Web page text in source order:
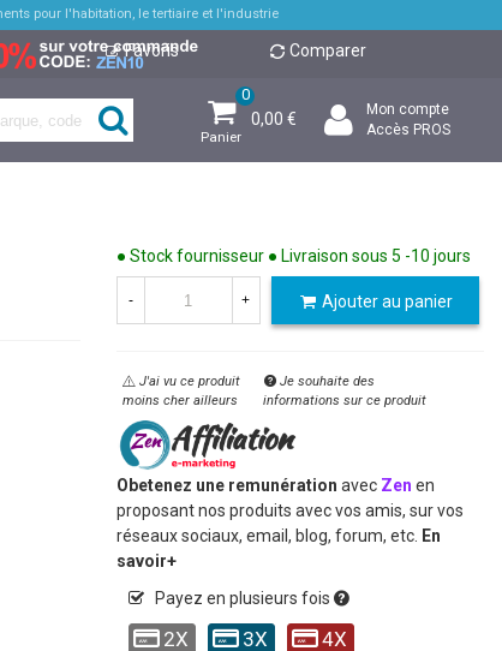
pour l'habitation, le tertiaire et l'industrie
Favoris Comparer
Panier
0
0,00 €
Mon compte
Accès PROS
● Stock fournisseur ● Livraison sous 5 -10 jours
- + Ajouter au panier
J'ai vu ce produit
moins cher ailleurs
Je souhaite des
informations sur ce produit
Obetenez une remunération avec Zen en
proposant nos produits avec vos amis, sur vos
réseaux sociaux, email, blog, forum, etc. En
savoir+
Payez en plusieurs fois
2X 3X 4X